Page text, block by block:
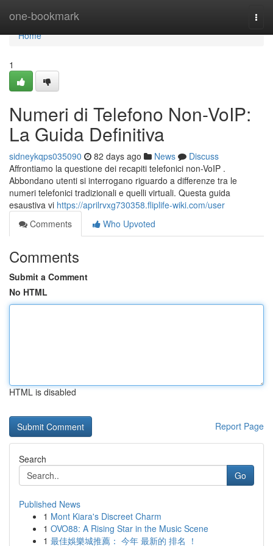
one-bookmark
Home
Home
1
Numeri di Telefono Non-VoIP:
La Guida Definitiva
sidneykqps035090 82 days ago News
Discuss
Affrontiamo la questione dei recapiti telefonici non-VoIP .
Abbondano utenti si interrogano riguardo a differenze tra le
numeri telefonici tradizionali e quelli virtuali. Questa guida
esaustiva vi https://aprilrvxg730358.fliplife-wiki.com/user
Comments
Who Upvoted
Comments
Submit a Comment
No HTML
HTML is disabled
Report Page
Search
Go
Published News
1 Mont Kiara's Discreet Charm
1 OVO88: A Rising Star in the Music Scene
1 最佳娛樂城推薦： 今年 最新的 排名 ！